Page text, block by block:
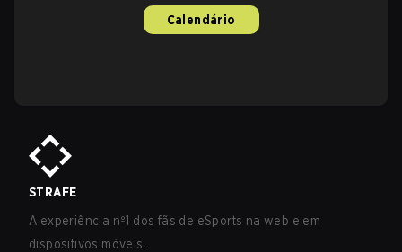
Calendário
STRAFE
A experiência nº1 dos fãs de eSports na web e em
dispositivos móveis.